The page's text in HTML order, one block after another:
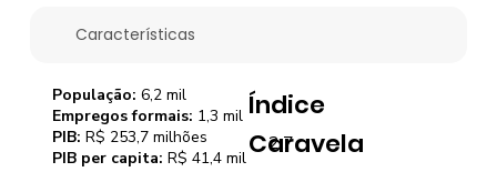
Características
Índice
Caravela
2,7
População: 6,2 mil
Empregos formais: 1,3 mil
PIB: R$ 253,7 milhões
PIB per capita: R$ 41,4 mil